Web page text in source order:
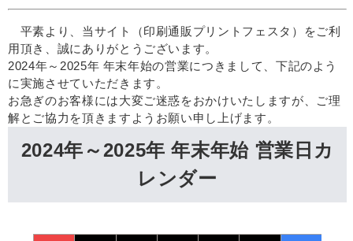
平素より、当サイト（印刷通販プリントフェスタ）をご利
用頂き、誠にありがとうございます。
2024年～2025年 年末年始の営業につきまして、下記のよう
に実施させていただきます。
お急ぎのお客様には大変ご迷惑をおかけいたしますが、ご理
解とご協力を頂きますようお願い申し上げます。
2024年～2025年 年末年始 営業日カ
レンダー